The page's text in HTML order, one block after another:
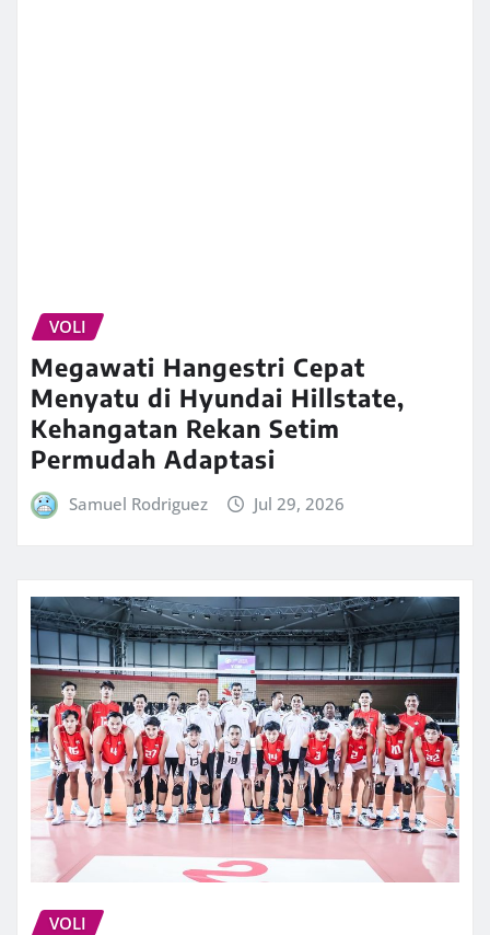
VOLI
Megawati Hangestri Cepat
Menyatu di Hyundai Hillstate,
Kehangatan Rekan Setim
Permudah Adaptasi
Samuel Rodriguez Jul 29, 2026
VOLI